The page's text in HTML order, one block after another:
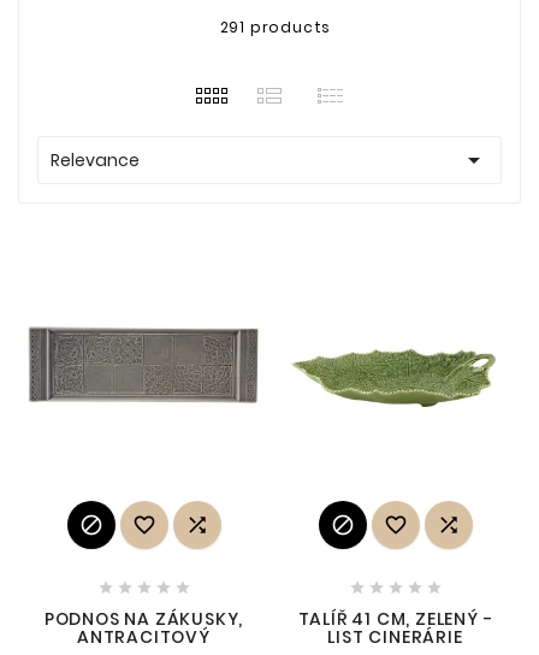
291 products
Relevance 
  
    
PODNOS NA ZÁKUSKY,
ANTRACITOVÝ
  
    
TALÍŘ 41 CM, ZELENÝ -
LIST CINERÁRIE